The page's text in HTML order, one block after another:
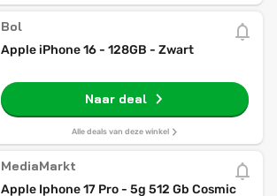
Bol
Apple iPhone 16 - 128GB - Zwart
Naar deal
Alle deals van deze winkel
MediaMarkt
Apple Iphone 17 Pro - 5g 512 Gb Cosmic